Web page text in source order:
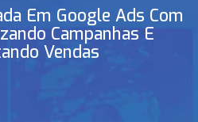
Em Google Ads Com
Campanhas E
Vendas